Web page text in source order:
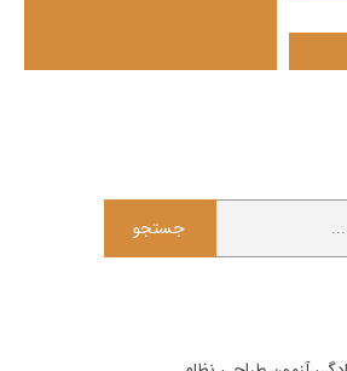
جستجو